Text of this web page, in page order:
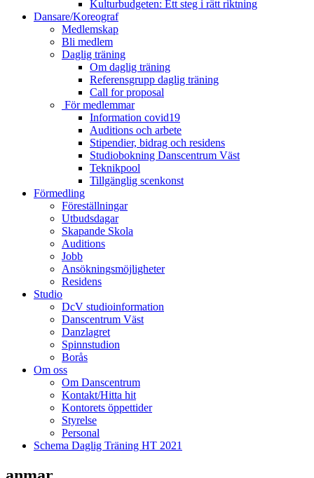
Kulturbudgeten: Ett steg i rätt riktning
Dansare/Koreograf
Medlemskap
Bli medlem
Daglig träning
Om daglig träning
Referensgrupp daglig träning
Call for proposal
För medlemmar
Information covid19
Auditions och arbete
Stipendier, bidrag och residens
Studiobokning Danscentrum Väst
Teknikpool
Tillgänglig scenkonst
Förmedling
Föreställningar
Utbudsdagar
Skapande Skola
Auditions
Jobb
Ansökningsmöjligheter
Residens
Studio
DcV studioinformation
Danscentrum Väst
Danzlagret
Spinnstudion
Borås
Om oss
Om Danscentrum
Kontakt/Hitta hit
Kontorets öppettider
Styrelse
Personal
Schema Daglig Träning HT 2021